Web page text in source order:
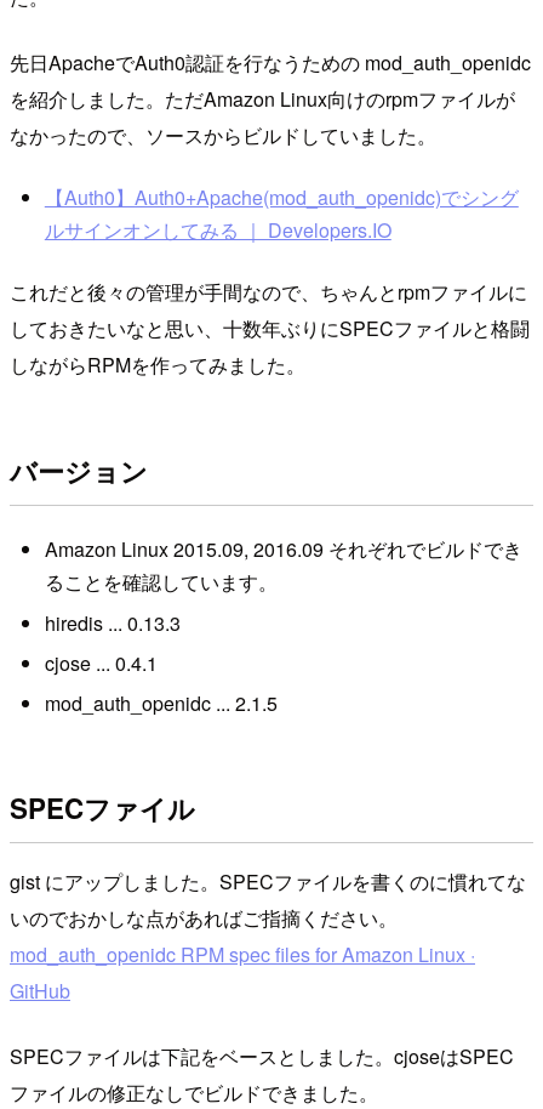
先日ApacheでAuth0認証を行なうための mod_auth_openidc
を紹介しました。ただAmazon Linux向けのrpmファイルが
なかったので、ソースからビルドしていました。
【Auth0】Auth0+Apache(mod_auth_openidc)でシング
ルサインオンしてみる ｜ Developers.IO
これだと後々の管理が手間なので、ちゃんとrpmファイルに
しておきたいなと思い、十数年ぶりにSPECファイルと格闘
しながらRPMを作ってみました。
バージョン
Amazon Linux 2015.09, 2016.09 それぞれでビルドでき
ることを確認しています。
hiredis ... 0.13.3
cjose ... 0.4.1
mod_auth_openidc ... 2.1.5
SPECファイル
gist にアップしました。SPECファイルを書くのに慣れてな
いのでおかしな点があればご指摘ください。
mod_auth_openidc RPM spec files for Amazon Linux ·
GitHub
SPECファイルは下記をベースとしました。cjoseはSPEC
ファイルの修正なしでビルドできました。